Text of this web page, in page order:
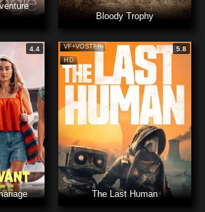
Bloody Trophy
4.4
HD
VF+VOSTFR 5.8
The Last Human